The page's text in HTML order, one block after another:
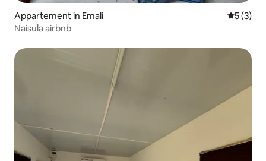
Appartement in Emali
5 (3)
Naisula airbnb